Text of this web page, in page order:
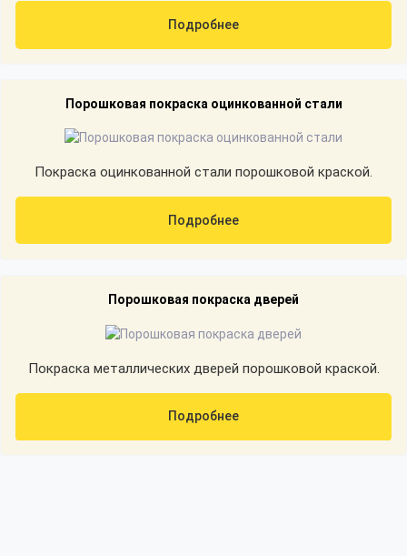
Подробнее
Порошковая покраска оцинкованной стали
Покраска оцинкованной стали порошковой краской.
Подробнее
Порошковая покраска дверей
Покраска металлических дверей порошковой краской.
Подробнее